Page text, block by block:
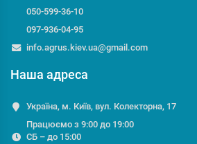
050-599-36-10
097-936-04-95
info.agrus.kiev.ua@gmail.com
Наша адреса
Україна, м. Київ, вул. Колекторна, 17
Працюємо з 9:00 до 19:00
СБ – до 15:00